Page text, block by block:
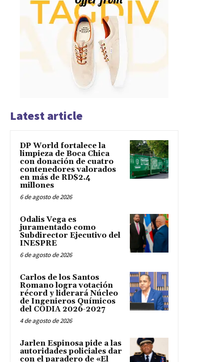
Latest article
DP World fortalece la
limpieza de Boca Chica
con donación de cuatro
contenedores valorados
en más de RD$2.4
millones
6 de agosto de 2026
Odalis Vega es
juramentado como
Subdirector Ejecutivo del
INESPRE
6 de agosto de 2026
Carlos de los Santos
Romano logra votación
récord y liderará Núcleo
de Ingenieros Químicos
del CODIA 2026-2027
4 de agosto de 2026
Jarlen Espinosa pide a las
autoridades policiales dar
con el paradero de «El